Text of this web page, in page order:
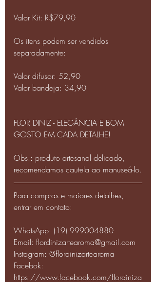
Valor Kit: R$79,90
Os itens podem ser vendidos
separadamente:
Valor difusor: 52,90
Valor bandeja: 34,90
FLOR DINIZ - ELEGÂNCIA E BOM
GOSTO EM CADA DETALHE!
Obs.: produto artesanal delicado,
recomendamos cautela ao manuseá-lo.
Para compras e maiores detalhes,
entrar em contato:
WhatsApp: (19) 999004880
Email: flordinizartearoma@gmail.com
Instagram: @flordinizartearoma
Facebok:
https://www.facebook.com/flordiniza